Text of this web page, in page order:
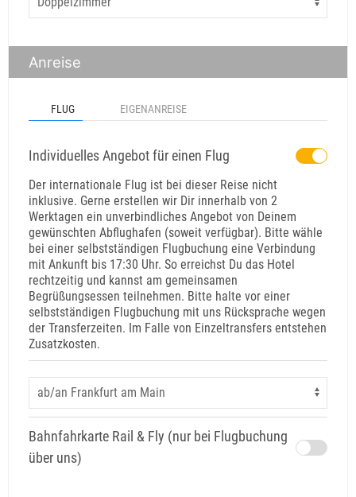
Anreise
FLUG EIGENANREISE
Individuelles Angebot für einen Flug
Der internationale Flug ist bei dieser Reise nicht
inklusive. Gerne erstellen wir Dir innerhalb von 2
Werktagen ein unverbindliches Angebot von Deinem
gewünschten Abflughafen (soweit verfügbar). Bitte wähle
bei einer selbstständigen Flugbuchung eine Verbindung
mit Ankunft bis 17:30 Uhr. So erreichst Du das Hotel
rechtzeitig und kannst am gemeinsamen
Begrüßungsessen teilnehmen. Bitte halte vor einer
selbstständigen Flugbuchung mit uns Rücksprache wegen
der Transferzeiten. Im Falle von Einzeltransfers entstehen
Zusatzkosten.
Bahnfahrkarte Rail & Fly (nur bei Flugbuchung
über uns)